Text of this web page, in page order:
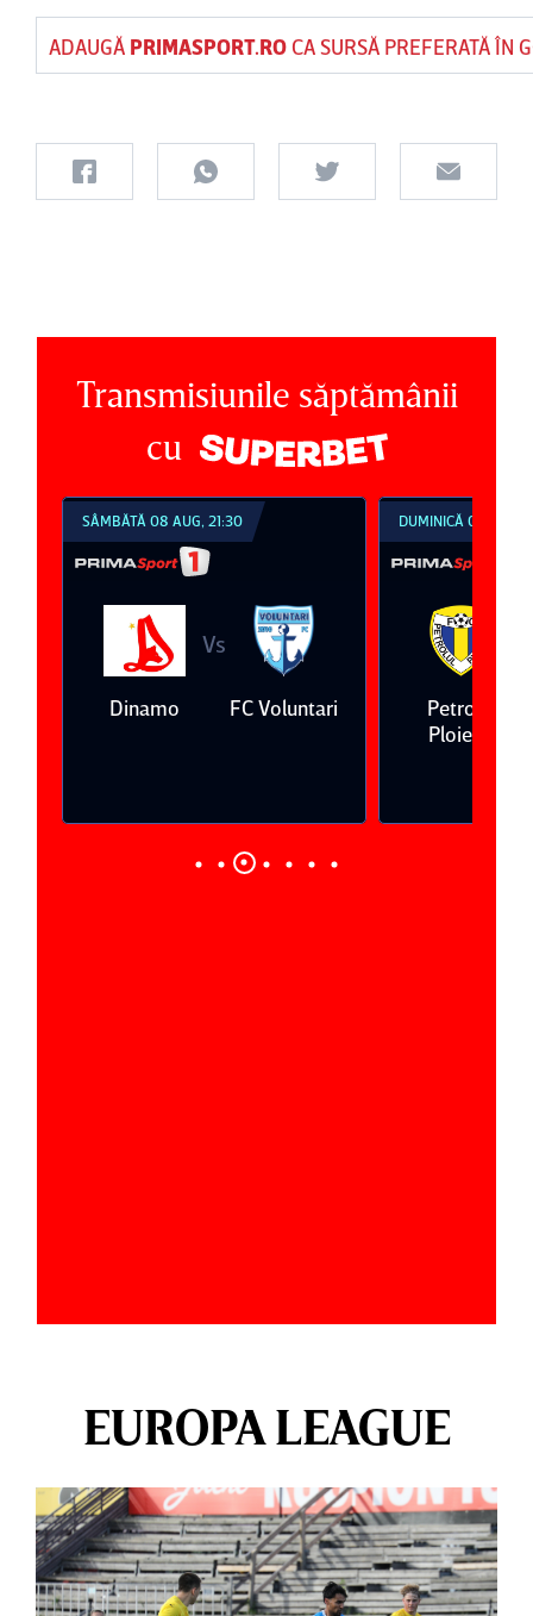
ADAUGĂ PRIMASPORT.ROCA SURSĂ PREFERATĂ ÎN
Transmisiunile săptămânii
cu
SÂMBĂTĂ 08 AUG, 21:30
Dinamo
Vs
FC Voluntari
DUMINICĂ 09 AUG,
Petrolul
Ploieşti
EUROPA LEAGUE